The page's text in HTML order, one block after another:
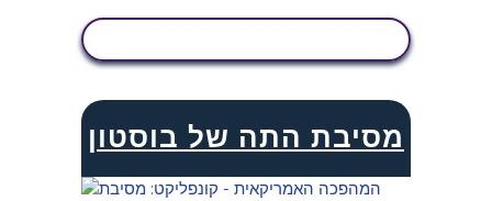
מסיבת התה של בוסטון